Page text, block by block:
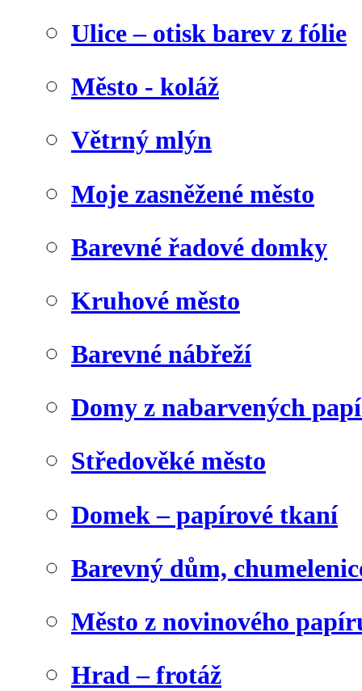
Ulice – otisk barev z fólie
Město - koláž
Větrný mlýn
Moje zasněžené město
Barevné řadové domky
Kruhové město
Barevné nábřeží
Domy z nabarvených
Středověké město
Domek – papírové tkaní
Barevný dům,
Město z novinového
Hrad – frotáž